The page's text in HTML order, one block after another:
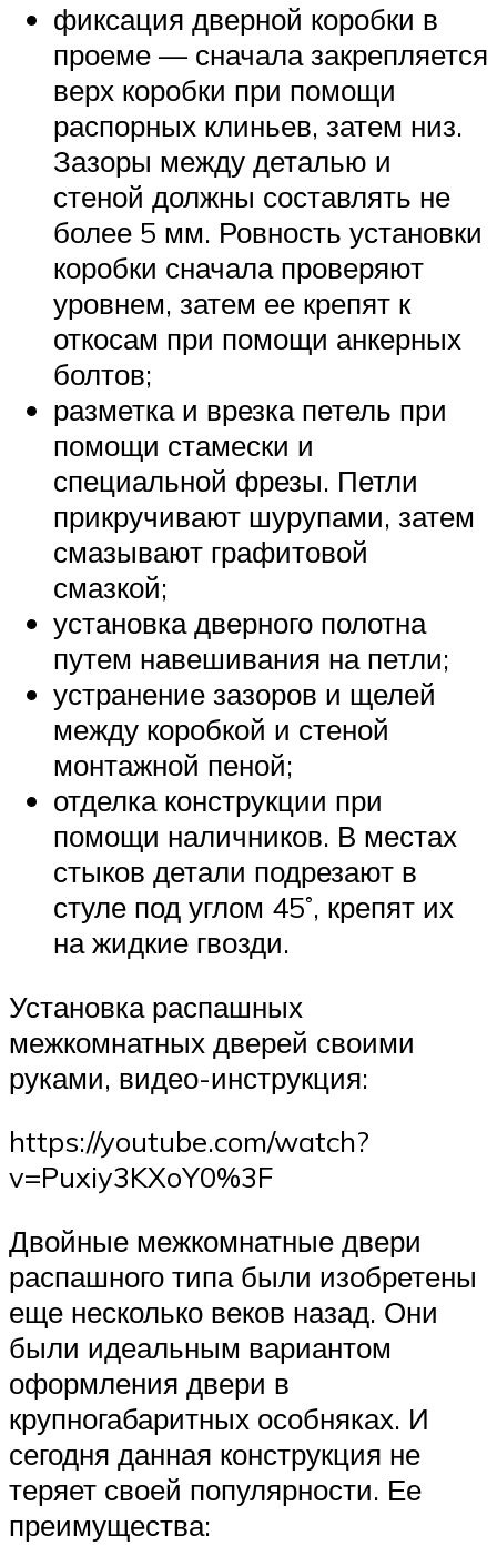
фиксация дверной коробки в
проеме — сначала закрепляется
верх коробки при помощи
распорных клиньев, затем низ.
Зазоры между деталью и
стеной должны составлять не
более 5 мм. Ровность установки
коробки сначала проверяют
уровнем, затем ее крепят к
откосам при помощи анкерных
болтов;
разметка и врезка петель при
помощи стамески и
специальной фрезы. Петли
прикручивают шурупами, затем
смазывают графитовой
смазкой;
установка дверного полотна
путем навешивания на петли;
устранение зазоров и щелей
между коробкой и стеной
монтажной пеной;
отделка конструкции при
помощи наличников. В местах
стыков детали подрезают в
стуле под углом 45˚, крепят их
на жидкие гвозди.
Установка распашных
межкомнатных дверей своими
руками, видео-инструкция:
https://youtube.com/watch?
v=Puxiy3KXoY0%3F
Двойные межкомнатные двери
распашного типа были изобретены
еще несколько веков назад. Они
были идеальным вариантом
оформления двери в
крупногабаритных особняках. И
сегодня данная конструкция не
теряет своей популярности. Ее
преимущества: